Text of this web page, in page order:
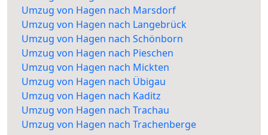
Umzug von Hagen nach Marsdorf
Umzug von Hagen nach Langebrück
Umzug von Hagen nach Schönborn
Umzug von Hagen nach Pieschen
Umzug von Hagen nach Mickten
Umzug von Hagen nach Übigau
Umzug von Hagen nach Kaditz
Umzug von Hagen nach Trachau
Umzug von Hagen nach Trachenberge